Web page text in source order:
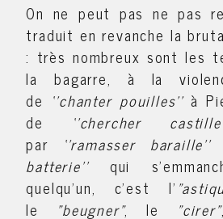
On ne peut pas ne pas
traduit en revanche la
: très nombreux sont les
la bagarre, à la
de ‘’chanter pouilles’’à
de ‘’chercher
par
‘’ramasser baraille’’
batterie’’qui
quelqu'un, c'est l'
le "beugner", le "cirer"